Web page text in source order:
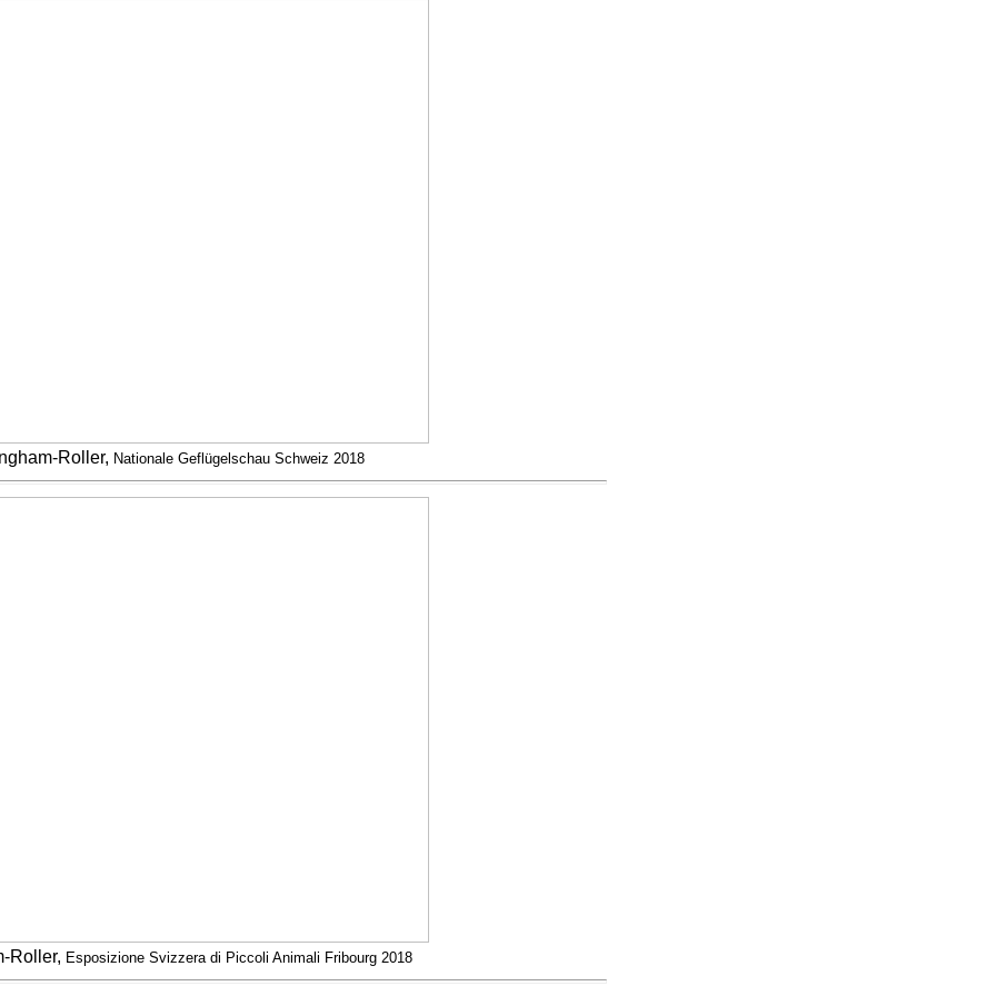
Roller, Nationale Geflügelschau Schweiz 2018
Roller, Esposizione Svizzera di Piccoli Animali Fribourg 2018